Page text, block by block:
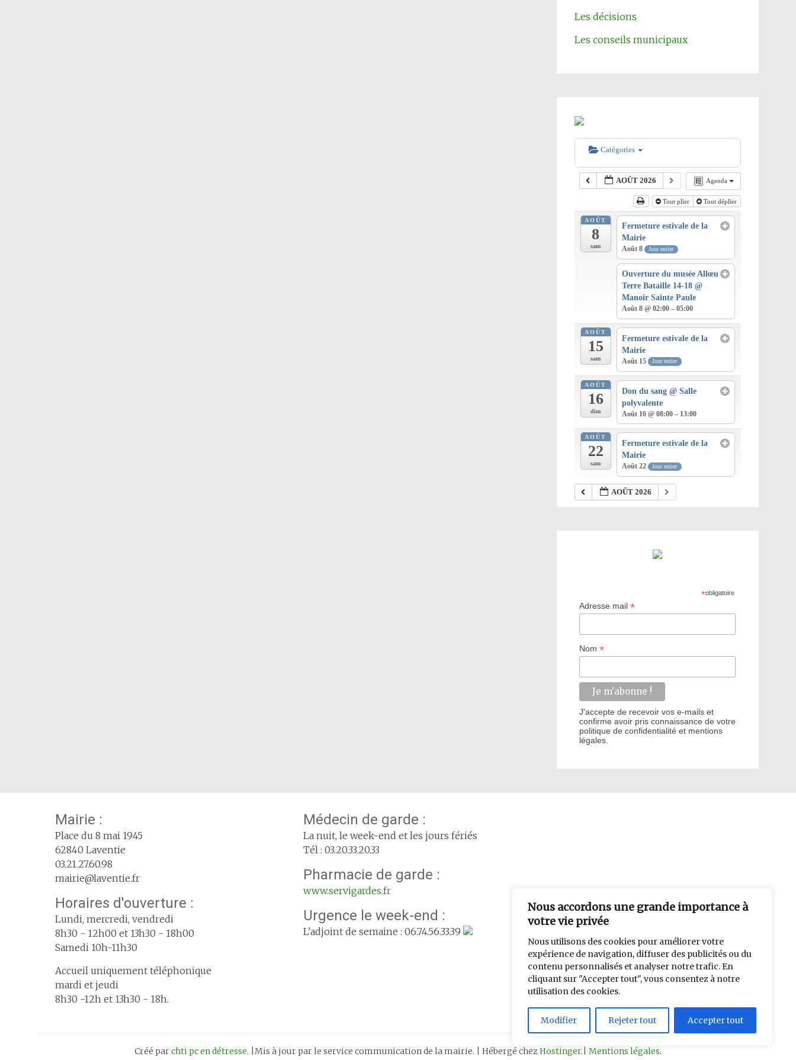
Nous accordons une grande importance à
votre vie privée
Nous utilisons des cookies pour améliorer votre
expérience de navigation, diffuser des publicités ou du
contenu personnalisés et analyser notre trafic. En
cliquant sur "Accepter tout", vous consentez à notre
utilisation des cookies.
Modifier Rejeter tout Accepter tout
Les décisions
Les conseils municipaux
Catégories
Agenda
AOÛT 2026
Tout plier Tout déplier
AOÛT
8
sam
Fermeture estivale de la
Mairie
Août 8 Jour entier
Ouverture du musée Allœu
Terre Bataille 14-18@
Manoir Sainte Paule
Août 8 @ 02:00 – 05:00
AOÛT
15
sam
Fermeture estivale de la
Mairie
Août 15 Jour entier
AOÛT
16
dim
Don du sang@ Salle
polyvalente
Août 16 @ 08:00 – 13:00
AOÛT
22
sam
Fermeture estivale de la
Mairie
Août 22 Jour entier
AOÛT 2026
*obligatoire
Adresse mail*
Nom*
J'accepte de recevoir vos e-mails et
confirme avoir pris connaissance de votre
politique de confidentialité et mentions
légales.
Mairie :
Place du 8 mai 1945
62840 Laventie
03.21.27.60.98
mairie@laventie.fr
Horaires d'ouverture :
Lundi, mercredi, vendredi
8h30 - 12h00 et 13h30 - 18h00
Samedi 10h-11h30
Accueil uniquement téléphonique
mardi et jeudi
8h30 -12h et 13h30 - 18h.
Médecin de garde :
La nuit, le week-end et les jours fériés
Tél : 03.20.33.20.33
Pharmacie de garde :
www.servigardes.fr
Urgence le week-end :
L'adjoint de semaine : 06.74.56.33.39
Créé parchti pc en détresse. |Mis à jour par le service communication de la mairie. | Hébergé chez Hostinger.| Mentions légales.